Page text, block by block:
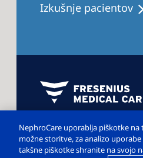
Izkušnje pacientov
NephroCare uporablja piškotke
možne storitve, za analizo
takšne piškotke shranite na svojo